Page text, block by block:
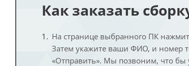
Как заказать
На странице выбранного ПК
Затем укажите ваши ФИО, и номер
«Отправить». Мы позвоним, что бы